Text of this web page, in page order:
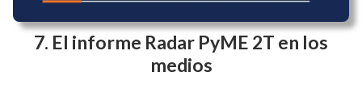
El informe Radar PyME 2T en los
medios